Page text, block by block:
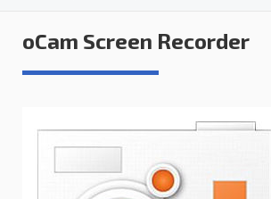
oCam Screen Recorder